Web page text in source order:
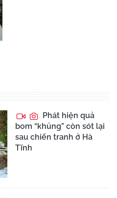
Phát hiện quả
bom “khủng” còn sót lại
sau chiến tranh ở Hà
Tĩnh